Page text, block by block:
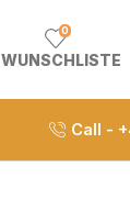
0
WUNSCHLISTE
Call -